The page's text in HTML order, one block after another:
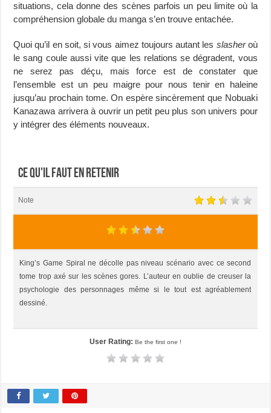
situations, cela donne des scènes parfois un peu limite où la
compréhension globale du manga s’en trouve entachée.
Quoi qu’il en soit, si vous aimez toujours autant les slasheroù
le sang coule aussi vite que les relations se dégradent, vous
ne serez pas déçu, mais force est de constater que
l’ensemble est un peu maigre pour nous tenir en haleine
jusqu’au prochain tome. On espère sincèrement que Nobuaki
Kanazawa arrivera à ouvrir un petit peu plus son univers pour
y intégrer des éléments nouveaux.
Ce qu'il faut en retenir
Note
King’s Game Spiral ne décolle pas niveau scénario avec ce second
tome trop axé sur les scènes gores. L’auteur en oublie de creuser la
psychologie des personnages même si le tout est agréablement
dessiné.
User Rating: Be the first one !